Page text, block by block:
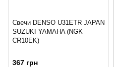
Свечи DENSO U31ETR JAPAN
SUZUKI YAMAHA (NGK
CR10EK)
367 грн